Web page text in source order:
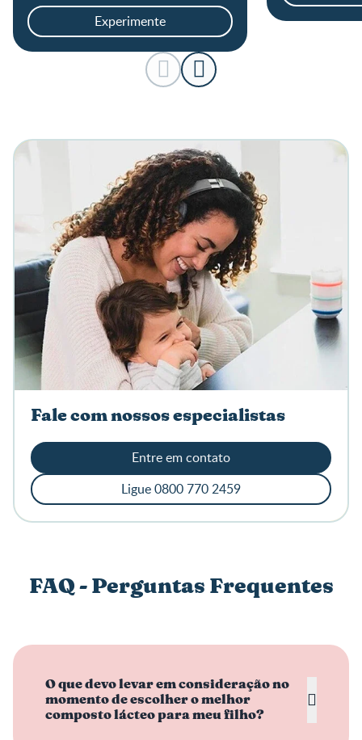
Experimente
Fale com nossos especialistas
Entre em contato
Ligue 0800 770 2459
FAQ - Perguntas Frequentes
O que devo levar em consideração no
momento de escolher o melhor
composto lácteo para meu filho?